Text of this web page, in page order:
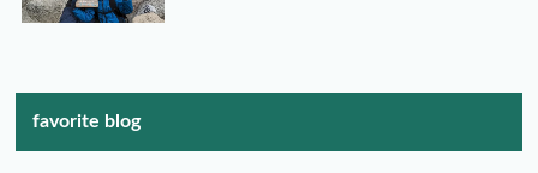
favorite blog